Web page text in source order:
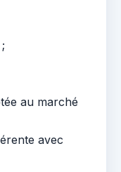
au marché
avec